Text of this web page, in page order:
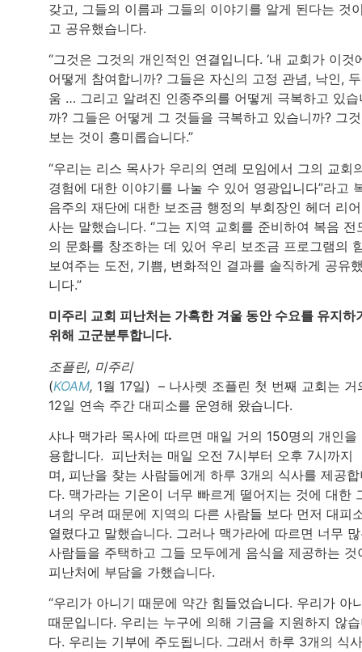
갖고, 그들의 이름과 그들의 이야기를 알게 된다는 것
고 공유했습니다.
“그것은 그것의 개인적인 연결입니다. ‘내 교회가 이것
어떻게 참여합니까? 그들은 자신의 고정 관념, 낙인,
움 … 그리고 알려진 인종주의를 어떻게 극복하고 있습
까? 그들은 어떻게 그 것들을 극복하고 있습니까? 그
보는 것이 흥미롭습니다.”
“우리는 리스 목사가 우리의 연례 모임에서 그의 교회
경험에 대한 이야기를 나눌 수 있어 영광입니다”라고
음주의 재단에 대한 보조금 행정의 부회장인 헤더 리
사는 말했습니다. “그는 지역 교회를 준비하여 복음 전
의 문화를 창조하는 데 있어 우리 보조금 프로그램의
보여주는 도전, 기쁨, 변화적인 결과를 솔직하게 공유
니다.”
미주리 교회 피난처는 가혹한 겨울 동안 수요를 유지하
위해 고군분투합니다.
조플린, 미주리
(KOAM, 1월 17일) – 나사렛 조플린 첫 번째 교회는 거
12일 연속 주간 대피소를 운영해 왔습니다.
샤나 맥가라 목사에 따르면 매일 거의 150명의 개인을
용합니다. 피난처는 매일 오전 7시부터 오후 7시까지
며, 피난을 찾는 사람들에게 하루 3개의 식사를 제공
다. 맥가라는 기온이 너무 빠르게 떨어지는 것에 대한
녀의 우려 때문에 지역의 다른 사람들 보다 먼저 대피
열렸다고 말했습니다. 그러나 맥가라에 따르면 너무
사람들을 주택하고 그들 모두에게 음식을 제공하는 것
피난처에 부담을 가했습니다.
“우리가 아니기 때문에 약간 힘들었습니다. 우리가 아
때문입니다. 우리는 누구에 의해 기금을 지원하지 않
다. 우리는 기부에 주도됩니다. 그래서 하루 3개의 식